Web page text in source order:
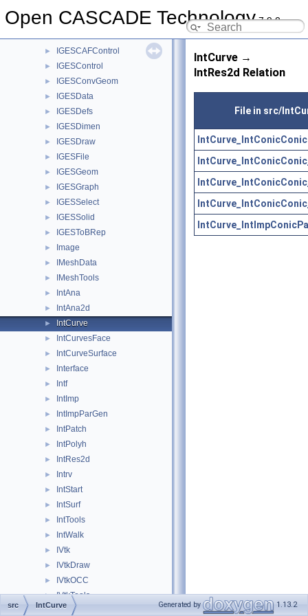
Open CASCADE Technology7.9.0
IGESAppli
► IGESCAFControl
► IGESControl
► IGESConvGeom
► IGESData
► IGESDefs
► IGESDimen
► IGESDraw
► IGESFile
► IGESGeom
► IGESGraph
► IGESSelect
► IGESSolid
► IGESToBRep
► Image
► IMeshData
► IMeshTools
► IntAna
► IntAna2d
► IntCurve
► IntCurvesFace
► IntCurveSurface
► Interface
► Intf
► IntImp
► IntImpParGen
► IntPatch
► IntPolyh
► IntRes2d
► Intrv
► IntStart
► IntSurf
► IntTools
► IntWalk
► IVtk
► IVtkDraw
► IVtkOCC
► IVtkTools
► IVtkVTK
IntCurve →
IntRes2d Relation
File in src/
src IntCurve Generated by 1.13.2